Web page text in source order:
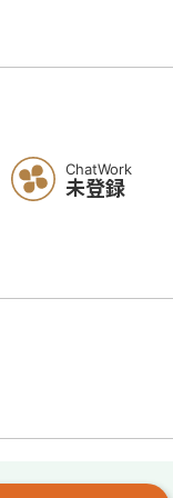
ChatWork
未登録